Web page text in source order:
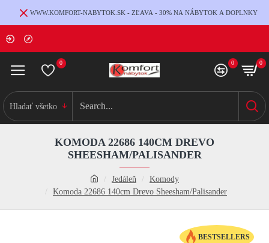
WWW.KOMFORT-NABYTOK.SK - ZĽAVA - 30% NA NÁBYTOK A DOPLNKY
0 0 0
Hladať všetko
Jedáleň
Komody
Komoda 22686 140cm Drevo Sheesham/Palisander
KOMODA 22686 140CM DREVO
SHEESHAM/PALISANDER
BESTSELLERS